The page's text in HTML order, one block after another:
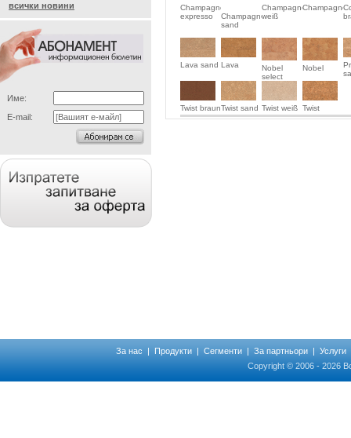
всички новини
Име:
E-mail:
Champagner
expresso
Champagner
sand
Champagner
weiß
Champagner
Lava sand Lava
Nobel
select
Nobel
Twist braunTwist sand Twist weiß Twist
За нас | Продукти| Сегменти| За партньори| Услуги
Copyright © 2006 - 2026